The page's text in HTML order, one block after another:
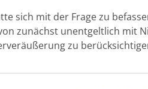
sich mit der Frage zu
zunächst unentgeltlich mit
zu